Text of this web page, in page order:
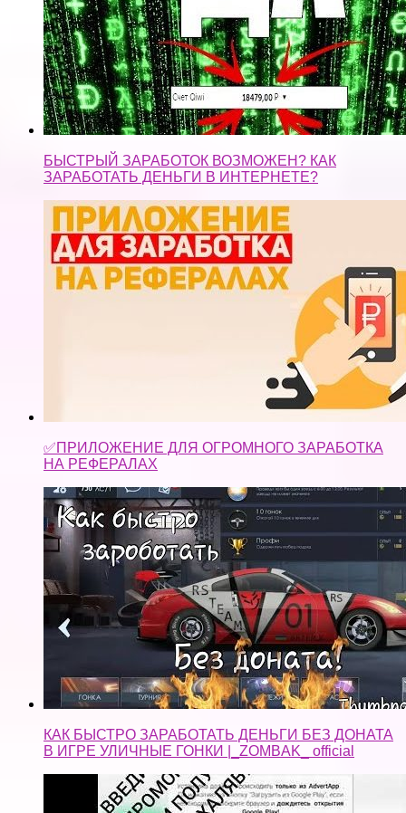
БЫСТРЫЙ ЗАРАБОТОК ВОЗМОЖЕН? КАК
ЗАРАБОТАТЬ ДЕНЬГИ В ИНТЕРНЕТЕ?
✅ПРИЛОЖЕНИЕ ДЛЯ ОГРОМНОГО ЗАРАБОТКА
НА РЕФЕРАЛАХ
КАК БЫСТРО ЗАРАБОТАТЬ ДЕНЬГИ БЕЗ ДОНАТА
В ИГРЕ УЛИЧНЫЕ ГОНКИ |_ZOMBAK_ official